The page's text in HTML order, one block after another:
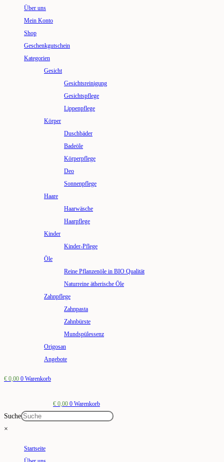
Über uns
Mein Konto
Shop
Geschenkgutschein
Kategorien
Gesicht
Gesichtsreinigung
Gesichtspflege
Lippenpflege
Körper
Duschbäder
Badeöle
Körperpflege
Deo
Sonnenpflege
Haare
Haarwäsche
Haarpflege
Kinder
Kinder-Pflege
Öle
Reine Pflanzenöle in BIO Qualität
Naturreine ätherische Öle
Zahnpflege
Zahnpasta
Zahnbürste
Mundspülessenz
Origosan
Angebote
€ 0,00 0 Warenkorb
€ 0,00 0 Warenkorb
Suche
×
Startseite